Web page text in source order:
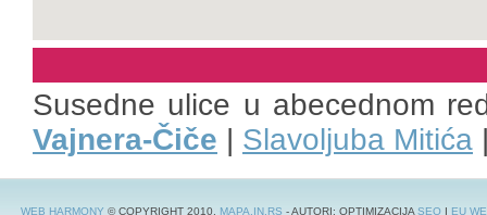
Susedne ulice u abecednom
Vajnera-Čiče | Slavoljuba Mitića
WEB HARMONY © COPYRIGHT 2010. MAPA.IN.RS - AUTORI: OPTIMIZACIJASEO I EU